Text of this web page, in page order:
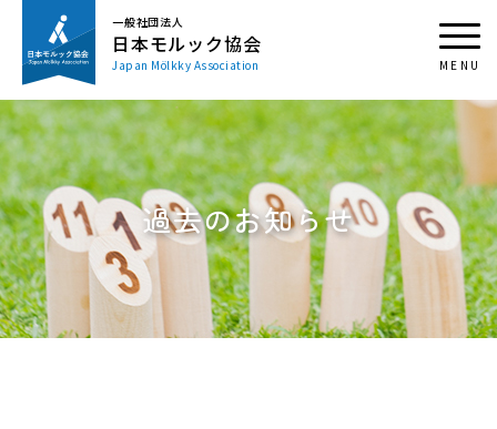
一般社団法人
日本モルック協会
Japan Mölkky Association
過去のお知らせ